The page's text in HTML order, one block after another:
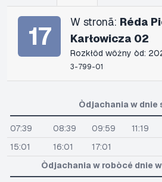
17 W stronã: Réda
Karłowicza 02
Rozkłôd wôżny òd:
3-799-01
Òdjachania w dnie
07:39 08:39 09:59 11:19
15:01
16:01
17:01
Òdjachania w robòcé dnie